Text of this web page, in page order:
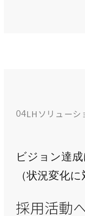
04LHソリューシ
ビジョン達
（状況変化に
採用活動